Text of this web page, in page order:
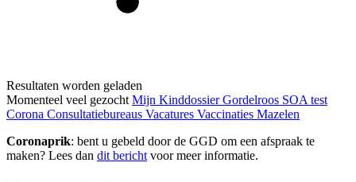
Resultaten worden geladen
Momenteel veel gezocht Mijn KinddossierGordelroos SOA test
Corona Consultatiebureaus Vacatures Vaccinaties Mazelen
Coronaprik: bent u gebeld door de GGD om een afspraak te
maken? Lees dan dit berichtvoor meer informatie.